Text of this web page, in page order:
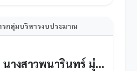
รกลุ่มบริหารงบประมาณ
นางสาวพนารินทร์ มุ่งมาตร